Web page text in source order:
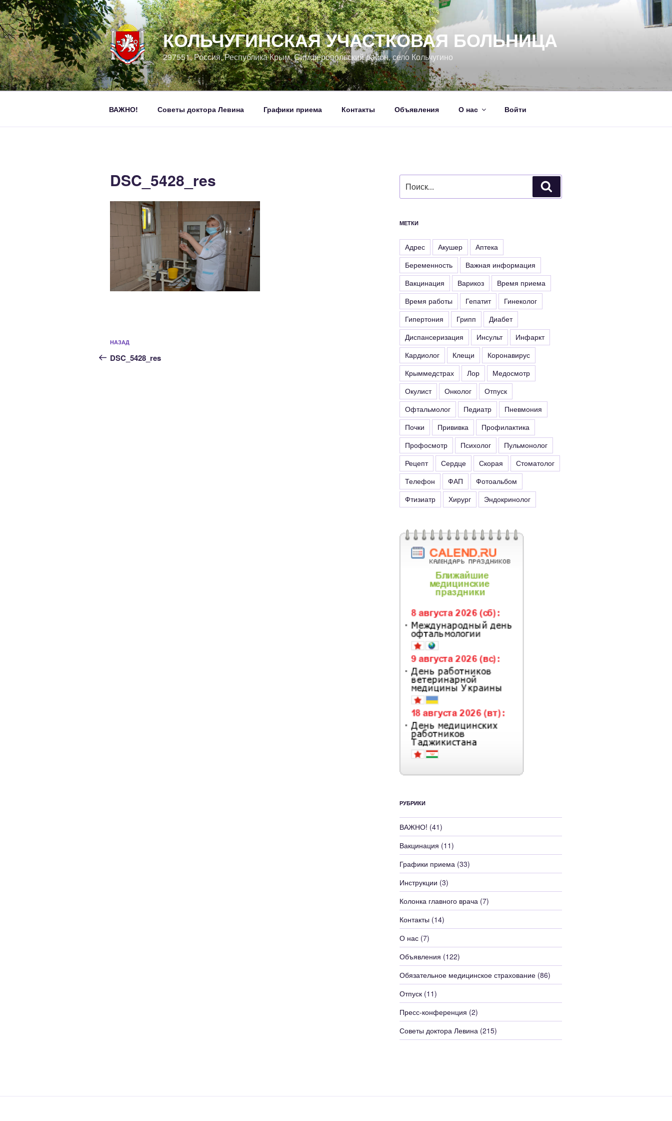
Перейти
к
содержимому
КОЛЬЧУГИНСКАЯ УЧАСТКОВАЯ БОЛЬНИЦА
297551, Россия, Республика Крым, Симферопольский район, село Кольчугино
ВАЖНО! Советы доктора Левина Графики приема Контакты Объявления О нас Войти
DSC_5428_res
Навигация
по
записям
Предыдущая
запись:
НАЗАД
DSC_5428_res
МЕТКИ
Адрес Акушер
Аптека
Беременность
Важная информация
Вакцинация
Варикоз
Время приема
Время работы
Гепатит
Гинеколог
Гипертония
Грипп
Диабет
Диспансеризация
Инсульт
Инфаркт
Кардиолог
Клещи
Коронавирус
Крыммедстрах
Лор
Медосмотр
Окулист
Онколог
Отпуск
Офтальмолог
Педиатр
Пневмония
Почки
Прививка
Профилактика
Профосмотр
Психолог
Пульмонолог
Рецепт
Сердце Скорая
Стоматолог
Телефон
ФАП
Фотоальбом
Фтизиатр
Хирург Эндокринолог
РУБРИКИ
ВАЖНО! (41)
Вакцинация (11)
Графики приема(33)
Инструкции (3)
Колонка главного врача(7)
Контакты (14)
О нас(7)
Объявления (122)
Обязательное медицинское страхование(86)
Отпуск(11)
Пресс-конференция (2)
Советы доктора Левина(215)